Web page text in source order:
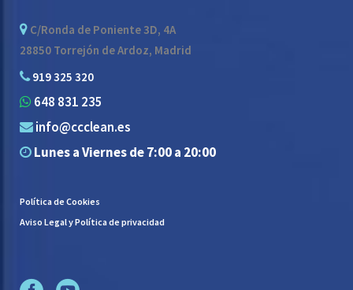
C/Ronda de Poniente 3D, 4A
28850 Torrejón de Ardoz, Madrid
919 325 320
648 831 235
info@ccclean.es
Lunes a Viernes de 7:00 a 20:00
Política de Cookies
Aviso Legal y Política de privacidad